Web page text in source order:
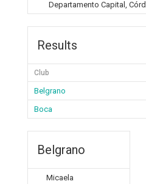
Departamento Capital,
Results
Club
Belgrano
Boca
Belgrano
Micaela